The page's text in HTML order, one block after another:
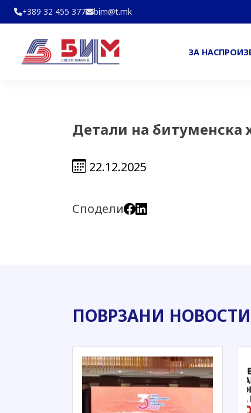
+389 32 455 377 bim@t.mk
ЗА НАС
Детали на битуменска
22.12.2025
Сподели
ПОВРЗАНИ НОВОСТИ